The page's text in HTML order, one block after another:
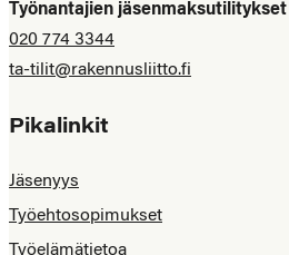
Työnantajien
020 774 3344
ta-tilit@rakennusliitto.fi
Pikalinkit
Jäsenyys
Työehtosopimukset
Työelämätietoa